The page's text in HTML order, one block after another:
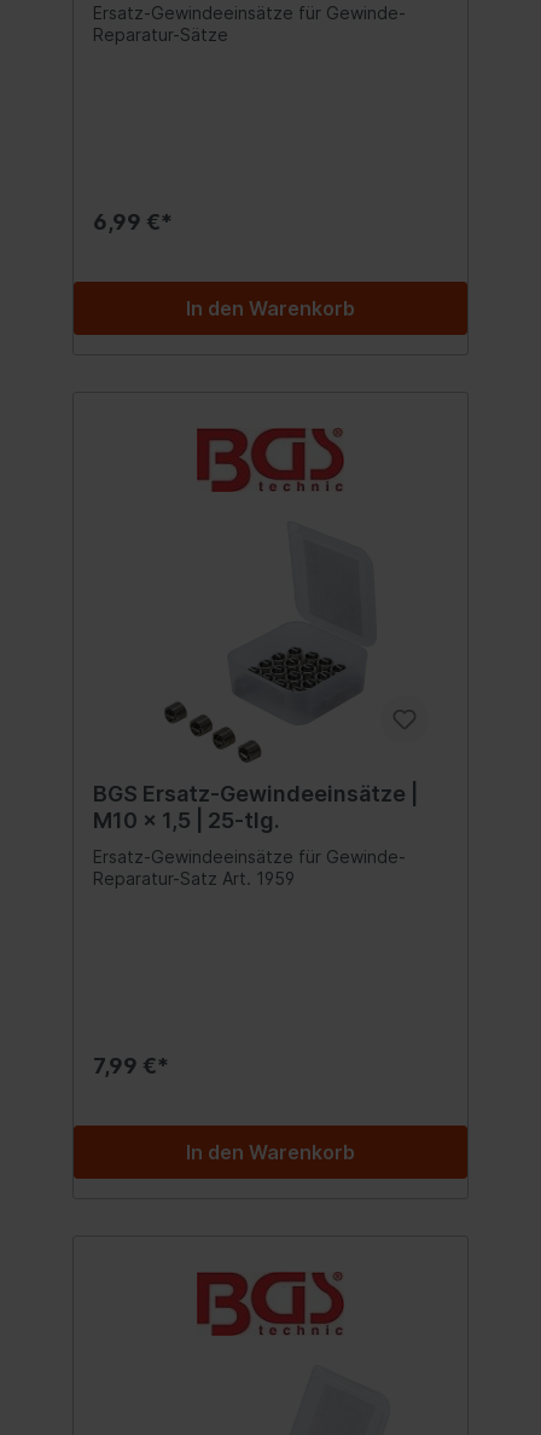
Ersatz-Gewindeeinsätze für Gewinde-
Reparatur-Sätze
6,99 €*
In den Warenkorb
BGS Ersatz-Gewindeeinsätze |
M10 x 1,5 | 25-tlg.
Ersatz-Gewindeeinsätze für Gewinde-
Reparatur-Satz Art. 1959
7,99 €*
In den Warenkorb